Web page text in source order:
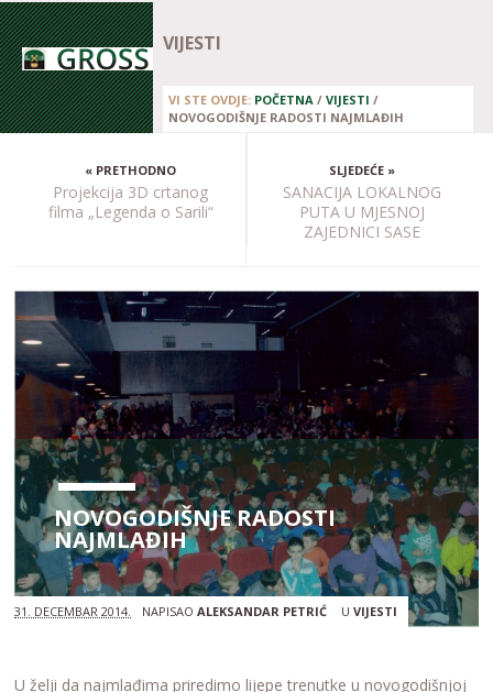
VIJESTI
VI STE OVDJE: POČETNA /VIJESTI /
NOVOGODIŠNJE RADOSTI NAJMLAĐIH
« PRETHODNO
Projekcija 3D crtanog
filma „Legenda o Sarili“
SLJEDEĆE »
SANACIJA LOKALNOG
PUTA U MJESNOJ
ZAJEDNICI SASE
NOVOGODIŠNJE RADOSTI
NAJMLAĐIH
31. DECEMBAR 2014. NAPISAOALEKSANDAR PETRIĆ UVIJESTI
U želji da najmlađima priredimo lijepe trenutke u novogodišnjoj